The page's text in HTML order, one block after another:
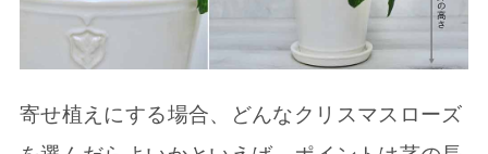
寄せ植えにする場合、どんなクリスマスローズ